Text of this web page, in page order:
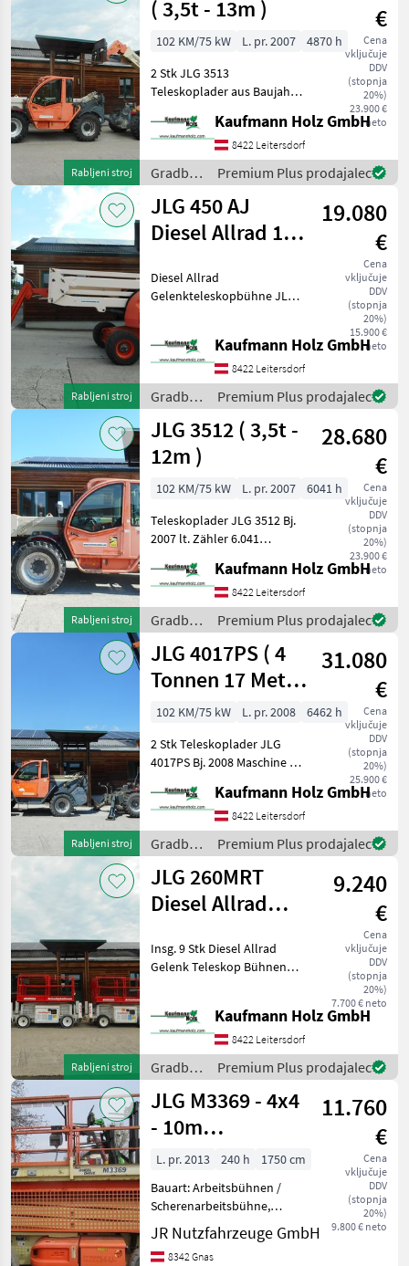
Rabljeni stroj
( 3,5t - 13m )
€
Cena
vključuje
DDV
(stopnja
20%)
23.900 €
neto
102 KM/75 kW L. pr. 2007
4870 h
2 Stk JLG 3513
Teleskoplader aus Baujahr
Bj. 2007 lt. Zähler 4.871
Stunden 13 Meter 3, 5
Tonnen Maschine 2: JLG
3513 Bj. 2007
Kaufmann Holz GmbH
8422 Leitersdorf
Gradbeni
stroji /
JLG
Premium Plus prodajalec
Rabljeni stroj
JLG 450 AJ
Diesel Allrad 16
19.080
€
Cena
vključuje
DDV
(stopnja
20%)
15.900 €
neto
Diesel Allrad
Gelenkteleskopbühne JLG
Arbeitshöhe 7, 62 Meter
seitliche Reichweite 36, 4
KW Perkins Motor
Kaufmann Holz GmbH
8422 Leitersdorf
Gradbeni
stroji /
JLG
Premium Plus prodajalec
Rabljeni stroj
JLG 3512 ( 3,5t -
12m )
28.680
€
Cena
vključuje
DDV
(stopnja
20%)
23.900 €
neto
102 KM/75 kW L. pr. 2007
6041 h
Teleskoplader JLG 3512 Bj.
2007 lt. Zähler 6.041
Tonnen - Perkins Motor! -
Powershiftgetriebe! - incl.
Gabel - mech. Schnellwe
Kaufmann Holz GmbH
8422 Leitersdorf
Gradbeni
stroji /
JLG
Premium Plus prodajalec
Rabljeni stroj
JLG 4017PS ( 4
Tonnen 17 Meter
)
31.080
€
Cena
vključuje
DDV
(stopnja
20%)
25.900 €
neto
102 KM/75 kW L. pr. 2008
6462 h
2 Stk Teleskoplader JLG
4017PS Bj. 2008 Maschine 1:
Maschine 2: lt. Zähler 7.656
16, 7 Meter Hubhöhe 35 K
Kaufmann Holz GmbH
8422 Leitersdorf
Gradbeni
stroji /
JLG
Premium Plus prodajalec
Rabljeni stroj
JLG 260MRT
Diesel Allrad
9.240
€
Cena
vključuje
DDV
(stopnja
20%)
7.700 € neto
Insg. 9 Stk Diesel Allrad
Gelenk Teleskop Bühnen
Zähler zwischen 772 und
4.644 Stunden 3.764 KG
Eigengewicht
Kaufmann Holz GmbH
8422 Leitersdorf
Gradbeni
stroji /
JLG
Premium Plus prodajalec
JLG M3369 - 4x4
- 10m
Plattformhöhe
11.760
€
Cena
vključuje
DDV
(stopnja
20%)
9.800 € neto
L. pr. 2013 240 h
1750 cm
Bauart: Arbeitsbühnen /
Scherenarbeitsbühne,
Tragkraft: 450kg, Bauhöhe:
2000mm, Beschreibung:
Scherenarbeitsbühne JLG
JR Nutzfahrzeuge GmbH
8342 Gnas